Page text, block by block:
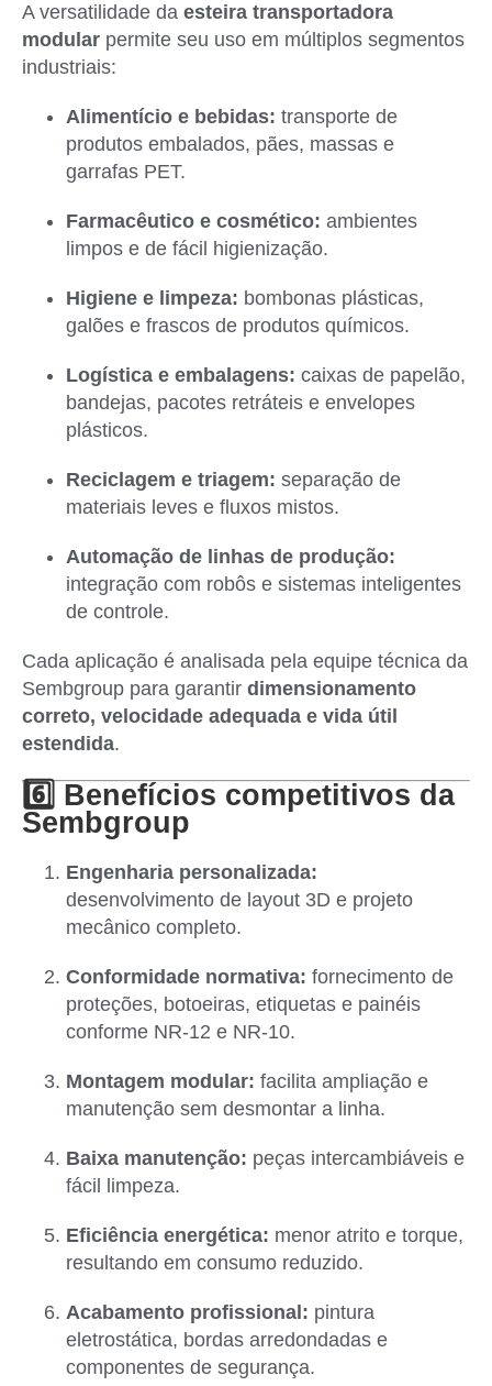
A versatilidade da esteira transportadora
modular permite seu uso em múltiplos segmentos
industriais:
Alimentício e bebidas: transporte de
produtos embalados, pães, massas e
garrafas PET.
Farmacêutico e cosmético: ambientes
limpos e de fácil higienização.
Higiene e limpeza: bombonas plásticas,
galões e frascos de produtos químicos.
Logística e embalagens: caixas de papelão,
bandejas, pacotes retráteis e envelopes
plásticos.
Reciclagem e triagem: separação de
materiais leves e fluxos mistos.
Automação de linhas de produção:
integração com robôs e sistemas inteligentes
de controle.
Cada aplicação é analisada pela equipe técnica da
Sembgroup para garantir dimensionamento
correto, velocidade adequada e vida útil
estendida.
6️⃣ Benefícios competitivos da
Sembgroup
Engenharia personalizada:
desenvolvimento de layout 3D e projeto
mecânico completo.
Conformidade normativa: fornecimento de
proteções, botoeiras, etiquetas e painéis
conforme NR-12 e NR-10.
Montagem modular: facilita ampliação e
manutenção sem desmontar a linha.
Baixa manutenção: peças intercambiáveis e
fácil limpeza.
Eficiência energética: menor atrito e torque,
resultando em consumo reduzido.
Acabamento profissional: pintura
eletrostática, bordas arredondadas e
componentes de segurança.